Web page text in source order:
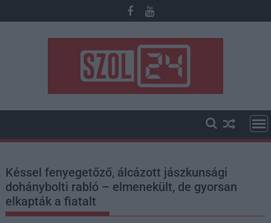
to
Késsel fenyegetőző, álcázott jászkunsági
dohánybolti rabló – elmenekült, de gyorsan
elkapták a fiatalt